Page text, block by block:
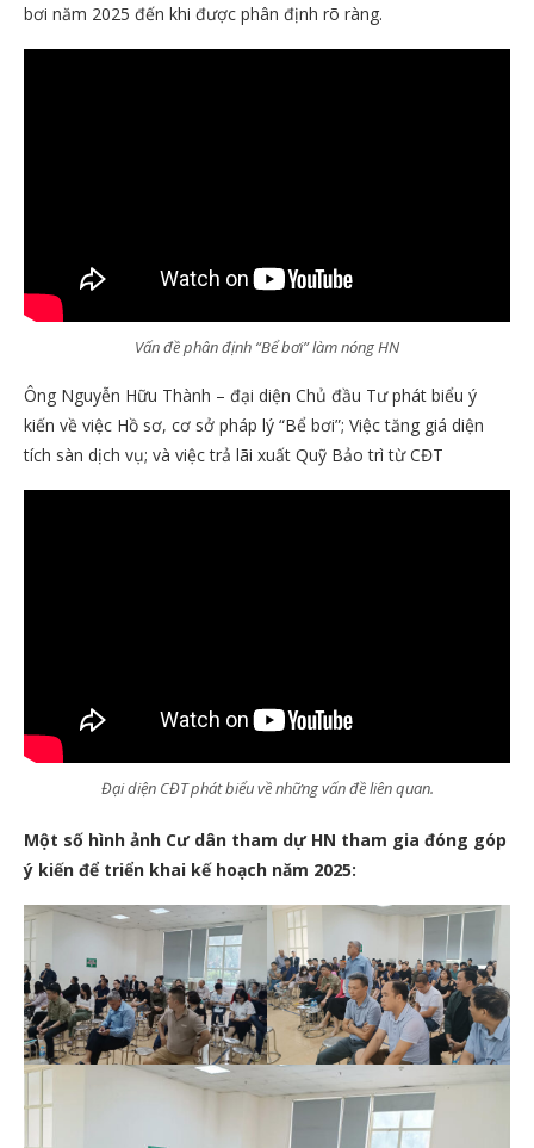
bơi năm 2025 đến khi được phân định rõ ràng.
Vấn đề phân định “Bể bơi” làm nóng HN
Ông Nguyễn Hữu Thành – đại diện Chủ đầu Tư phát biểu ý
kiến về việc Hồ sơ, cơ sở pháp lý “Bể bơi”; Việc tăng giá diện
tích sàn dịch vụ; và việc trả lãi xuất Quỹ Bảo trì từ CĐT
Đại diện CĐT phát biểu về những vấn đề liên quan.
Một số hình ảnh Cư dân tham dự HN tham gia đóng góp
ý kiến để triển khai kế hoạch năm 2025: